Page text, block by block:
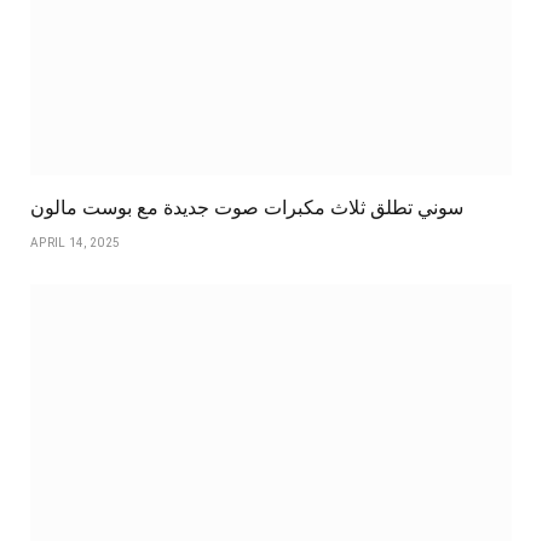
سوني تطلق ثلاث مكبرات صوت جديدة مع بوست مالون
APRIL 14, 2025